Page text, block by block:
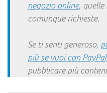
negozio online, quelle
comunque richieste.
Se ti senti generoso,
più se vuoi con PayPal
pubblicare più